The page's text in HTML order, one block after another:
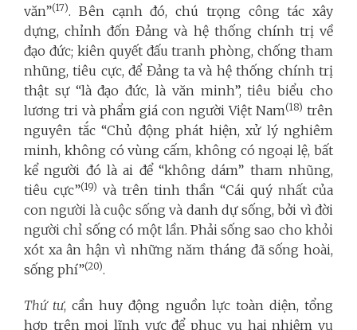
văn”(17). Bên cạnh đó, chú trọng công tác xây
dựng, chỉnh đốn Đảng và hệ thống chính trị về
đạo đức; kiên quyết đấu tranh phòng, chống tham
nhũng, tiêu cực, để Đảng ta và hệ thống chính trị
thật sự “là đạo đức, là văn minh”, tiêu biểu cho
lương tri và phẩm giá con người Việt Nam(18) trên
nguyên tắc “Chủ động phát hiện, xử lý nghiêm
minh, không có vùng cấm, không có ngoại lệ, bất
kể người đó là ai để “không dám” tham nhũng,
tiêu cực”(19) và trên tinh thần “Cái quý nhất của
con người là cuộc sống và danh dự sống, bởi vì đời
người chỉ sống có một lần. Phải sống sao cho khỏi
xót xa ân hận vì những năm tháng đã sống hoài,
sống phí”(20).
Thứ tư, cần huy động nguồn lực toàn diện, tổng
hợp trên mọi lĩnh vực để phục vụ hai nhiệm vụ